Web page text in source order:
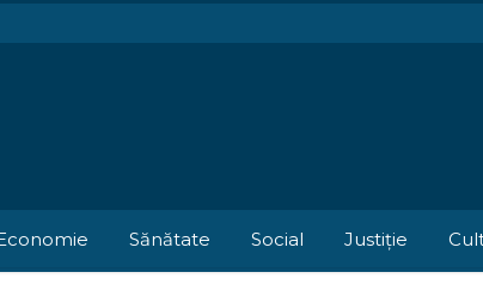
Sănătate Social Justiție